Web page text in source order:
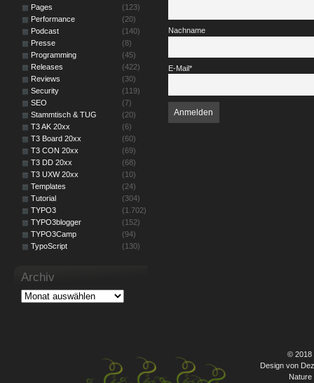
Nachname
E-Mail*
Pages
(123)
Performance
(20)
Podcast
(140)
Presse
(8)
Programming
(45)
Releases
(422)
Reviews
(30)
Security
(119)
SEO
(7)
Stammtisch & TUG
(20)
T3 AK 20xx
(6)
T3 Board 20xx
(60)
T3 CON 20xx
(69)
T3 DD 20xx
(68)
T3 UXW 20xx
(10)
Templates
(24)
Tutorial
(304)
TYPO3
(1.702)
TYPO3blogger
(152)
TYPO3Camp
(94)
TypoScript
(130)
Archiv
© 2018
Design von
Nature